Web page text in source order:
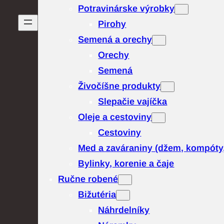
Potravinárske výrobky
Pirohy
Semená a orechy
Orechy
Semená
Živočíšne produkty
Slepačie vajíčka
Oleje a cestoviny
Cestoviny
Med a zaváraniny (džem,
Bylinky, korenie a čaje
Ručne robené
Bižutéria
Náhrdelníky